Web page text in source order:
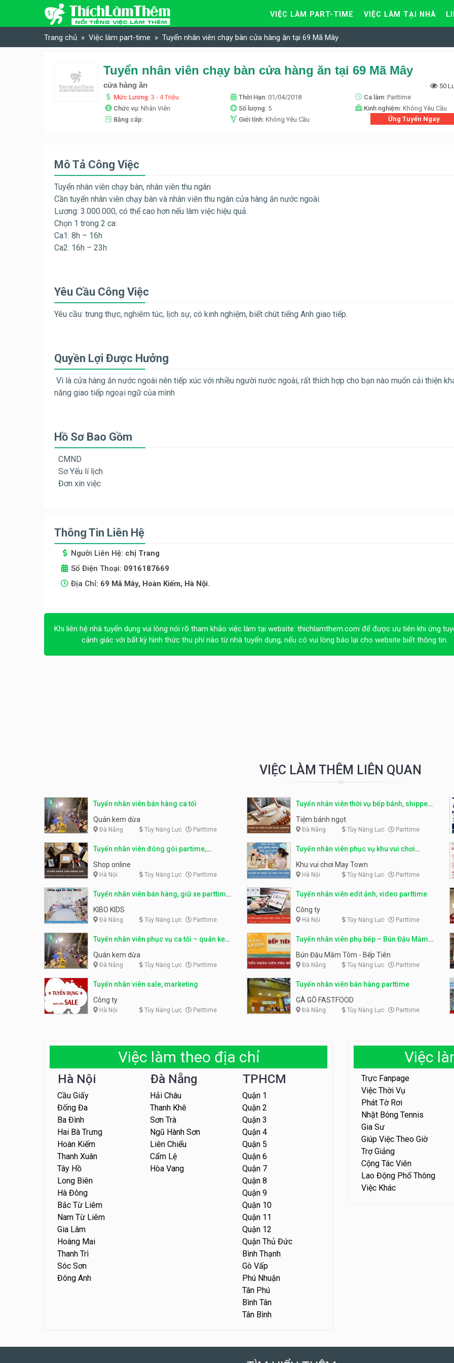
Skip to content
VIỆC LÀM PART-TIME VIỆC LÀM TẠI NHÀ
Trang chủ Việc làm part-time Tuyển nhân viên chạy bàn cửa hàng ăn tại 69 Mã Mây
Tuyển nhân viên chạy bàn cửa hàng ăn tại 69 Mã Mây
cửa hàng ăn
50
Mức Lương: 3 - 4 Triệu Thời Hạn: 01/04/2018 Ca làm: Parttime
Chức vụ: Nhân Viên Số lượng: 5 Kinh nghiệm: Không Yêu Cầu
Bằng cấp:
Giới tính: Không Yêu Cầu Ứng Tuyển Ngay
Mô Tả Công Việc
Tuyển nhân viên chạy bàn, nhân viên thu ngân
Cần tuyển nhân viên chạy bàn và nhân viên thu ngân cửa hàng ăn nước ngoài.
Lương: 3.000.000, có thể cao hơn nếu làm việc hiệu quả.
Chọn 1 trong 2 ca:
Ca1: 8h – 16h
Ca2: 16h – 23h
Yêu Cầu Công Việc
Yêu cầu: trung thực, nghiêm túc, lịch sự, có kinh nghiệm, biết chút tiếng Anh giao tiếp.
Quyền Lợi Được Hưởng
Vì là cửa hàng ăn nước ngoài nên tiếp xúc với nhiều người nước ngoài, rất thích hợp cho bạn nào muốn cải thiện
năng giao tiếp ngoại ngữ của mình
Hồ Sơ Bao Gồm
CMND
Sơ Yếu lí lịch
Đơn xin việc
Thông Tin Liên Hệ
Người Liên Hệ: chị Trang
Số Điện Thoại: 0916187669
Địa Chỉ: 69 Mã Mây, Hoàn Kiếm, Hà Nội.
Khi liên hệ nhà tuyển dụng vui lòng nói rõ tham khảo việc làm tại website: thichlamthem.com để được ưu tiên khi ứng
cảnh giác với bất kỳ hình thức thu phí nào từ nhà tuyển dụng, nếu có vui lòng báo lại cho website biết thông tin.
VIỆC LÀM THÊM LIÊN QUAN
Tuyển nhân viên bán hàng ca tối
Quán kem dừa
Đà Nẵng Tùy Năng Lực Parttime
Tuyển nhân viên thời vụ bếp bánh, shipper
parttime
Tiệm bánh ngọt
Đà Nẵng Tùy Năng Lực Parttime
Tuyển nhân viên đóng gói partime,
fulltime
Shop online
Hà Nội Tùy Năng Lực Parttime
Tuyển nhân viên phục vụ khu vui chơi
parttime linh động
Khu vui chơi May Town
Hà Nội Tùy Năng Lực Parttime
Tuyển nhân viên bán hàng, giữ xe parttime
– Kibo Kid
KIBO KIDS
Đà Nẵng Tùy Năng Lực Parttime
Tuyển nhân viên edit ảnh, video parttime
Công ty
Hà Nội Tùy Năng Lực Parttime
Tuyển nhân viên phục vụ ca tối – quán kem
dừa
Quán kem dừa
Đà Nẵng Tùy Năng Lực Parttime
Tuyển nhân viên phụ bếp – Bún Đậu Mắm
Tôm – Bếp Tiên
Bún Đậu Mắm Tôm - Bếp Tiên
Đà Nẵng Tùy Năng Lực Parttime
Tuyển nhân viên sale, marketing
Công ty
Hà Nội Tùy Năng Lực Parttime
Tuyển nhân viên bán hàng parttime
GÀ GÔ FASTFOOD
Đà Nẵng Tùy Năng Lực Parttime
Việc làm theo địa chỉ
Hà Nội
Cầu Giấy
Đống Đa
Ba Đình
Hai Bà Trưng
Hoàn Kiếm
Thanh Xuân
Tây Hồ
Long Biên
Hà Đông
Bắc Từ Liêm
Nam Từ Liêm
Gia Lâm
Hoàng Mai
Thanh Trì
Sóc Sơn
Đông Anh
Đà Nẵng
Hải Châu
Thanh Khê
Sơn Trà
Ngũ Hành Sơn
Liên Chiểu
Cẩm Lệ
Hòa Vang
TPHCM
Quận 1
Quận 2
Quận 3
Quận 4
Quận 5
Quận 6
Quận 7
Quận 8
Quận 9
Quận 10
Quận 11
Quận 12
Quận Thủ Đức
Bình Thạnh
Gò Vấp
Phú Nhuận
Tân Phú
Bình Tân
Tân Bình
Việc
Trực Fanpage
Việc Thời Vụ
Phát Tờ Rơi
Nhặt Bóng Tennis
Gia Sư
Giúp Việc Theo Giờ
Trợ Giảng
Cộng Tác Viên
Lao Động Phổ Thông
Việc Khác